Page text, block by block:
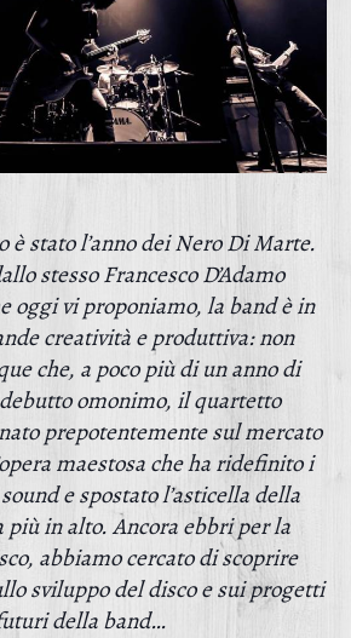
è stato l’anno dei Nero Di Marte.
stesso Francesco D’Adamo
oggi vi proponiamo, la band è in
creatività e produttiva: non
che, a poco più di un anno di
omonimo, il quartetto
prepotentemente sul mercato
maestosa che ha ridefinito i
e spostato l’asticella della
più in alto. Ancora ebbri per la
abbiamo cercato di scoprire
sviluppo del disco e sui progetti
della band…